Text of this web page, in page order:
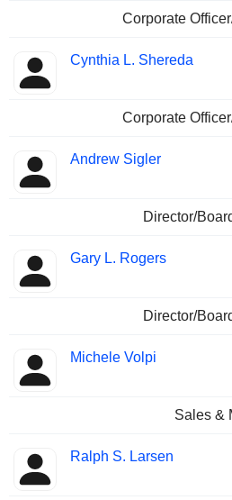
Corporate
Cynthia L. Shereda
Corporate
Andrew Sigler
Director/
Gary L. Rogers
Director/
Michele Volpi
Sales &
Ralph S. Larsen